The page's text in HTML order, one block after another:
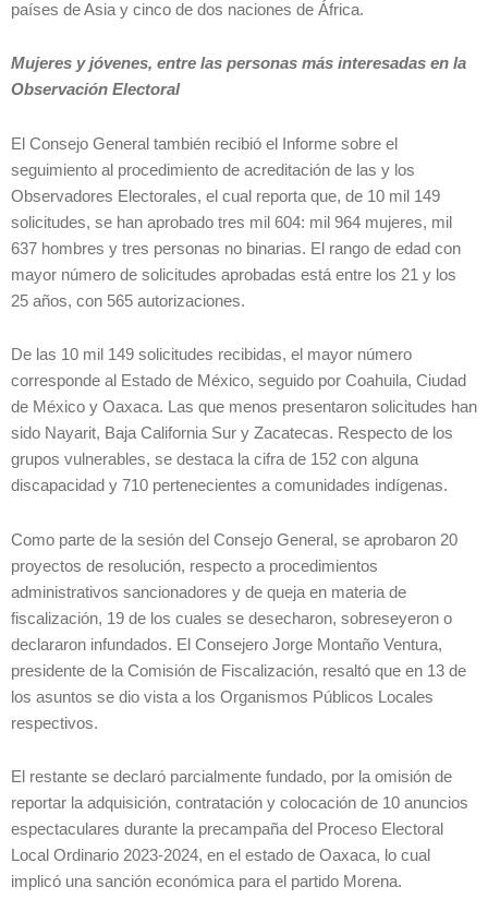
países de Asia y cinco de dos naciones de África.
Mujeres y jóvenes, entre las personas más interesadas en la
Observación Electoral
El Consejo General también recibió el Informe sobre el
seguimiento al procedimiento de acreditación de las y los
Observadores Electorales, el cual reporta que, de 10 mil 149
solicitudes, se han aprobado tres mil 604: mil 964 mujeres, mil
637 hombres y tres personas no binarias. El rango de edad con
mayor número de solicitudes aprobadas está entre los 21 y los
25 años, con 565 autorizaciones.
De las 10 mil 149 solicitudes recibidas, el mayor número
corresponde al Estado de México, seguido por Coahuila, Ciudad
de México y Oaxaca. Las que menos presentaron solicitudes han
sido Nayarit, Baja California Sur y Zacatecas. Respecto de los
grupos vulnerables, se destaca la cifra de 152 con alguna
discapacidad y 710 pertenecientes a comunidades indígenas.
Como parte de la sesión del Consejo General, se aprobaron 20
proyectos de resolución, respecto a procedimientos
administrativos sancionadores y de queja en materia de
fiscalización, 19 de los cuales se desecharon, sobreseyeron o
declararon infundados. El Consejero Jorge Montaño Ventura,
presidente de la Comisión de Fiscalización, resaltó que en 13 de
los asuntos se dio vista a los Organismos Públicos Locales
respectivos.
El restante se declaró parcialmente fundado, por la omisión de
reportar la adquisición, contratación y colocación de 10 anuncios
espectaculares durante la precampaña del Proceso Electoral
Local Ordinario 2023-2024, en el estado de Oaxaca, lo cual
implicó una sanción económica para el partido Morena.